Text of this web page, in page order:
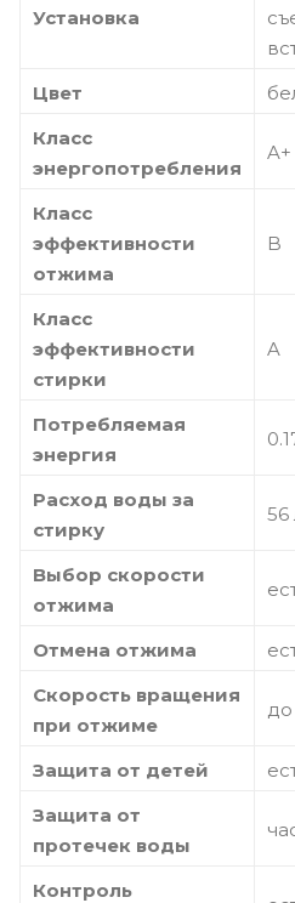
Установка
Цвет
Класс
энергопотребления
A+
Класс
эффективности
отжима
B
Класс
эффективности
стирки
A
Потребляемая
энергия
Расход воды за
стирку
56
Выбор скорости
отжима
Отмена отжима
Скорость вращения
при отжиме
Защита от детей
Защита от
протечек воды
Контроль